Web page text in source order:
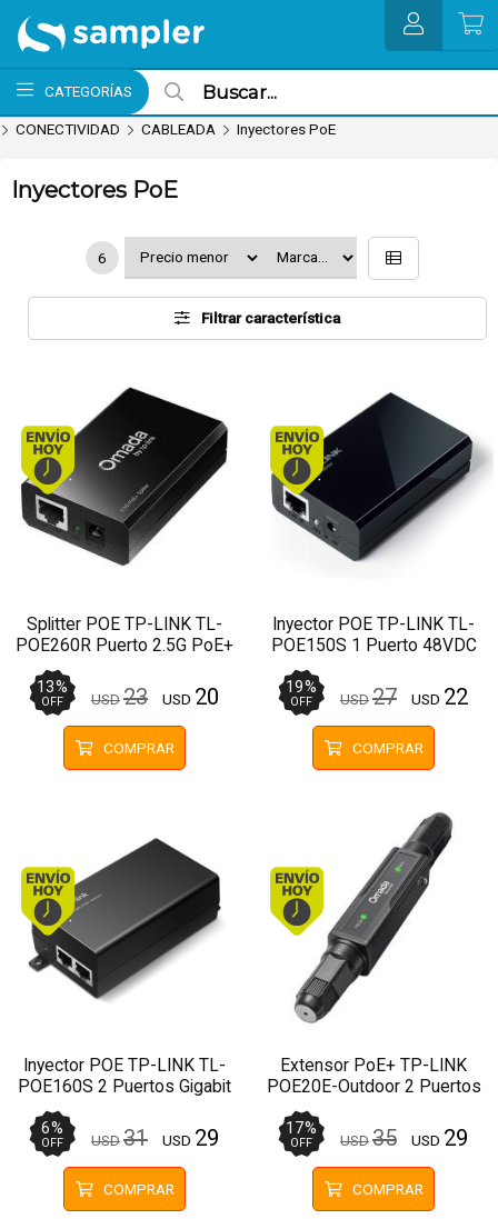
CATEGORÍAS
MI COMPRA
CONECTIVIDAD CABLEADA Inyectores PoE
Inyectores PoE
6
Filtrar característica
Envío hoy. Comprando antes de 13Hs.
Splitter POE TP-LINK TL-
POE260R Puerto 2.5G PoE+
13%
OFF USD23 USD 20
COMPRAR
Envío hoy.
Inyector POE TP-LINK TL-
POE150S 1 Puerto 48VDC
19%
OFF USD27 USD 22
COMPRAR
Envío hoy. Comprando antes de 13Hs.
Inyector POE TP-LINK TL-
POE160S 2 Puertos Gigabit
6%
OFF USD31 USD 29
COMPRAR
Envío hoy.
Extensor PoE+ TP-LINK
POE20E-Outdoor 2 Puertos
RJ45 PoE+ at/af
17%
OFF USD35 USD 29
COMPRAR